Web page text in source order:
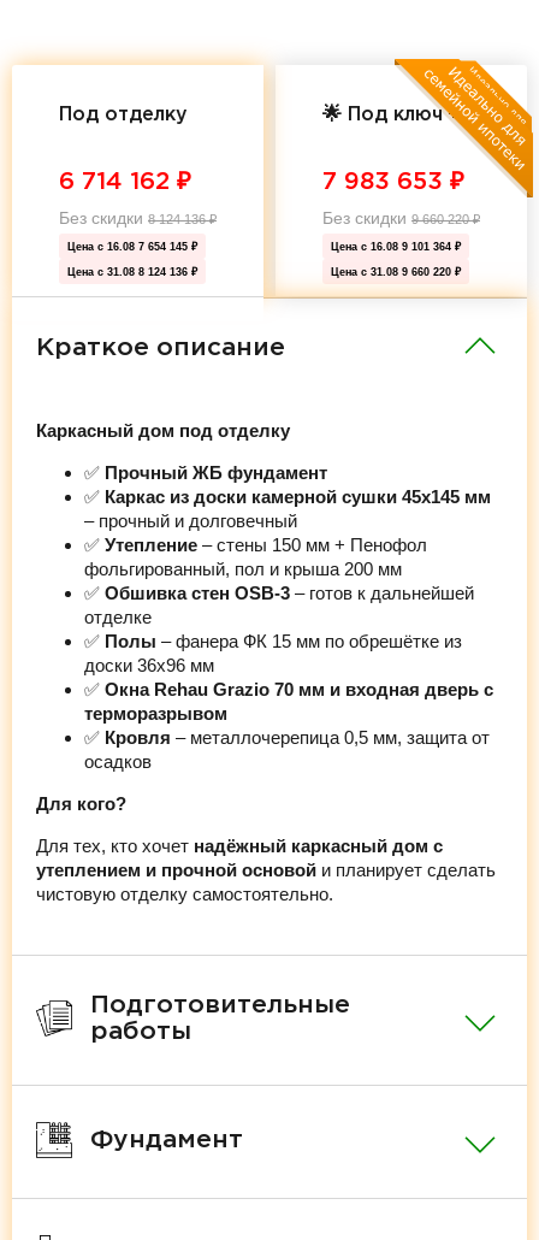
Под отделку
6 714 162 ₽
Без скидки 8 124 136₽
Цена с 16.08 7 654 145 ₽
Цена с 31.08 8 124 136 ₽
🌟 Под ключ 🌟
7 983 653 ₽
Без скидки 9 660 220₽
Цена с 16.08 9 101 364 ₽
Цена с 31.08 9 660 220 ₽
Краткое описание
Каркасный дом под отделку
✅ Прочный ЖБ фундамент
✅ Каркас из доски камерной сушки 45х145 мм
– прочный и долговечный
✅ Утепление – стены 150 мм + Пенофол
фольгированный, пол и крыша 200 мм
✅ Обшивка стен OSB-3 – готов к дальнейшей
отделке
✅ Полы – фанера ФК 15 мм по обрешётке из
доски 36х96 мм
✅ Окна Rehau Grazio 70 мм и входная дверь с
терморазрывом
✅ Кровля – металлочерепица 0,5 мм, защита от
осадков
Для кого?
Для тех, кто хочет надёжный каркасный дом с
утеплением и прочной основой и планирует сделать
чистовую отделку самостоятельно.
Подготовительные
работы
Фундамент